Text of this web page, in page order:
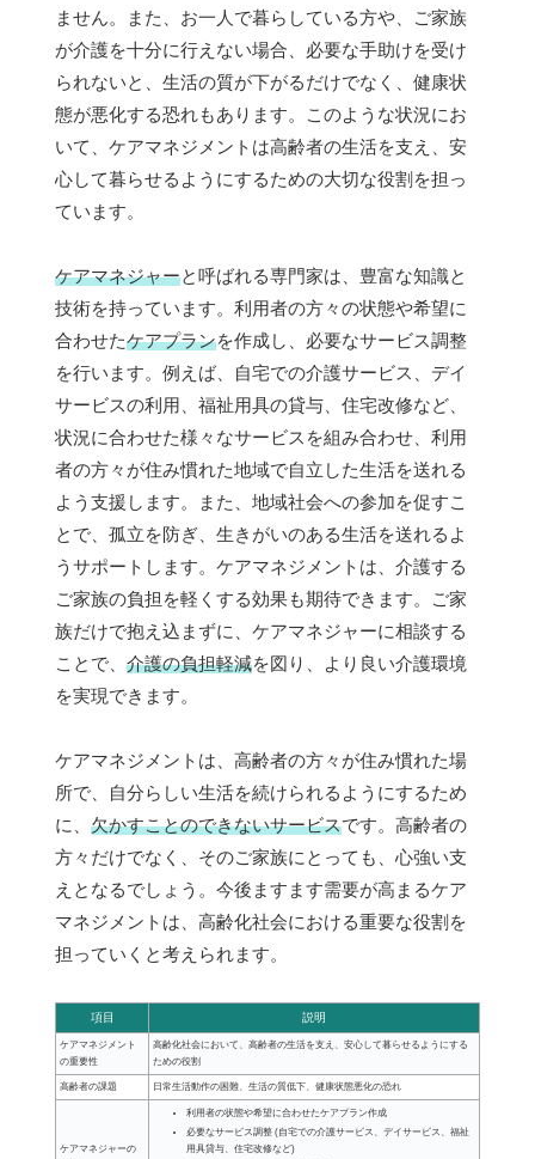
ません。また、お一人で暮らしている方や、ご家族
が介護を十分に行えない場合、必要な手助けを受け
られないと、生活の質が下がるだけでなく、健康状
態が悪化する恐れもあります。このような状況にお
いて、ケアマネジメントは高齢者の生活を支え、安
心して暮らせるようにするための大切な役割を担っ
ています。
ケアマネジャーと呼ばれる専門家は、豊富な知識と
技術を持っています。利用者の方々の状態や希望に
合わせたケアプランを作成し、必要なサービス調整
を行います。例えば、自宅での介護サービス、デイ
サービスの利用、福祉用具の貸与、住宅改修など、
状況に合わせた様々なサービスを組み合わせ、利用
者の方々が住み慣れた地域で自立した生活を送れる
よう支援します。また、地域社会への参加を促すこ
とで、孤立を防ぎ、生きがいのある生活を送れるよ
うサポートします。ケアマネジメントは、介護する
ご家族の負担を軽くする効果も期待できます。ご家
族だけで抱え込まずに、ケアマネジャーに相談する
ことで、 介護の負担軽減を図り、より良い介護環境
を実現できます。
ケアマネジメントは、高齢者の方々が住み慣れた場
所で、自分らしい生活を続けられるようにするため
に、 欠かすことのできないサービスです。高齢者の
方々だけでなく、そのご家族にとっても、心強い支
えとなるでしょう。今後ますます需要が高まるケア
マネジメントは、高齢化社会における重要な役割を
担っていくと考えられます。
項目 説明
ケアマネジメント
の重要性
高齢化社会において、高齢者の生活を支え、安心して暮らせるようにする
ための役割
高齢者の課題 日常生活動作の困難、生活の質低下、健康状態悪化の恐れ
ケアマネジャーの
利用者の状態や希望に合わせたケアプラン作成
必要なサービス調整 (自宅での介護サービス、デイサービス、福祉
用具貸与、住宅改修など)